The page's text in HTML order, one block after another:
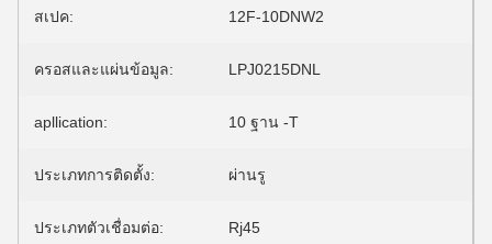
สเปค: 12F-10DNW2
ครอสและแผ่นข้อมูล: LPJ0215DNL
apllication: 10 ฐาน -T
ประเภทการติดตั้ง: ผ่านรู
ประเภทตัวเชื่อมต่อ: Rj45